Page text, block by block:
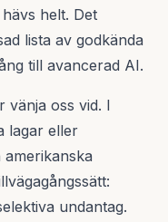
helt. Det
lista av godkända
till avancerad AI.
vänja oss vid. I
lagar eller
undantag.